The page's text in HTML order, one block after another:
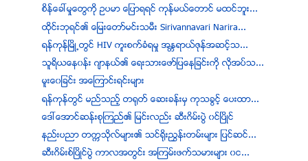
စိန္ေခၚမႈေတြကို ဥပမာ ေျပာရရင္ ကုန္မယ္ေတာင္ မထင္ဘူး...
ထုိင္းဘုရင္၏ ေျမးေတာ္မင္းသမီး Sirivannavari Narira...
ရန္ကုန္ၿမိဳ႕တြင္ HIV ကူးစက္ခံရမႈ အႏၱရာယ္ဇုန္အဆင့္သ...
သူရိယေန၀န္း ဂ်ာနယ္၏ ေရးသားေဖာ္ျပေနျခင္းကို လိုအပ္သ...
မူးေ၀ျခင္း အေၾကာင္းရင္းမ်ား
ရန္ကုန္တြင္ မည္သည့္ တ႐ုတ္ ေဆးခန္းမွ ကုသခြင့္ ေပးထာ...
ေဒၚေအာင္ဆန္းစုၾကည္၏ ျမင္းလည္း ဆီးဂိမ္းပြဲ ၀င္ၿပိဳင္
နည္းပညာ တကၠသိုလ္မ်ား၏ သင္႐ိုးညႊန္းတမ္းမ်ား ျပင္ဆင္...
ဆီးဂိမ္းစ္ၿပိဳင္ပြဲ ကာလအတြင္း အၾကမ္းဖက္သမားမ်ား ၀င...